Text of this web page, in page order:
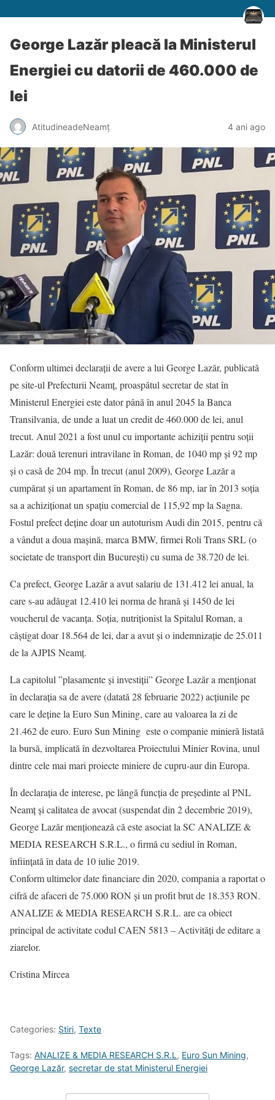
George Lazăr pleacă la Ministerul
Energiei cu datorii de 460.000 de
lei
AtitudineadeNeamț 4 ani ago
Conform ultimei declarații de avere a lui George Lazăr, publicată
pe site-ul Prefecturii Neamț, proaspătul secretar de stat în
Ministerul Energiei este dator până în anul 2045 la Banca
Transilvania, de unde a luat un credit de 460.000 de lei, anul
trecut. Anul 2021 a fost unul cu importante achiziții pentru soții
Lazăr: două terenuri intravilane în Roman, de 1040 mp și 92 mp
și o casă de 204 mp. În trecut (anul 2009), George Lazăr a
cumpărat și un apartament în Roman, de 86 mp, iar în 2013 soția
sa a achiziționat un spațiu comercial de 115,92 mp la Sagna.
Fostul prefect deține doar un autoturism Audi din 2015, pentru că
a vândut a doua mașină, marca BMW, firmei Roli Trans SRL (o
societate de transport din București) cu suma de 38.720 de lei.
Ca prefect, George Lazăr a avut salariu de 131.412 lei anual, la
care s-au adăugat 12.410 lei norma de hrană și 1450 de lei
voucherul de vacanța. Soția, nutriționist la Spitalul Roman, a
câștigat doar 18.564 de lei, dar a avut și o indemnizație de 25.011
de la AJPIS Neamț.
La capitolul ”plasamente și investiții” George Lazăr a menționat
în declarația sa de avere (datată 28 februarie 2022) acțiunile pe
care le deține la Euro Sun Mining, care au valoarea la zi de
21.462 de euro. Euro Sun Mining este o companie minieră listată
la bursă, implicată în dezvoltarea Proiectului Minier Rovina, unul
dintre cele mai mari proiecte miniere de cupru-aur din Europa.
În declarația de interese, pe lângă funcția de președinte al PNL
Neamț și calitatea de avocat (suspendat din 2 decembrie 2019),
George Lazăr menționează că este asociat la SC ANALIZE &
MEDIA RESEARCH S.R.L., o firmă cu sediul în Roman,
înființată în data de 10 iulie 2019.
Conform ultimelor date financiare din 2020, compania a raportat o
cifră de afaceri de 75.000 RON și un profit brut de 18.353 RON.
ANALIZE & MEDIA RESEARCH S.R.L. are ca obiect
principal de activitate codul CAEN 5813 – Activităţi de editare a
ziarelor.
Cristina Mircea
Categories: Știri, Texte
Tags: ANALIZE & MEDIA RESEARCH S.R.L , Euro Sun Mining,
George Lazăr, secretar de stat Ministerul Energiei